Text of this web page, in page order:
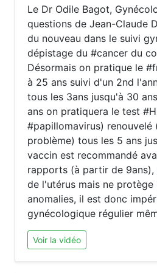
Le Dr Odile Bagot,
questions de Jean-Claude
du nouveau dans le suivi
dépistage du #cancer du
Désormais on pratique le
à 25 ans suivi d'un 2nd
tous les 3ans jusqu'à 30
ans on pratiquera le test
#papillomavirus) renouvelé
problème) tous les 5 ans
vaccin est recommandé
rapports (à partir de
de l'utérus mais ne protège
anomalies, il est donc
gynécologique régulier
Voir la vidéo